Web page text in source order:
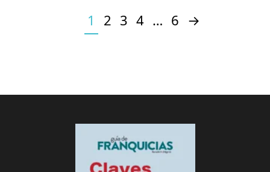
1 2 3 4 … 6 →